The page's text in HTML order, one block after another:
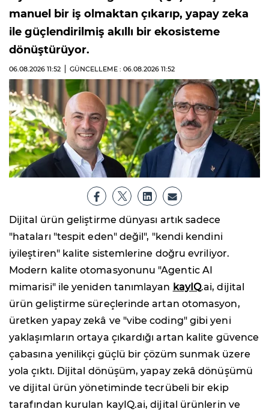
manuel bir iş olmaktan çıkarıp, yapay zeka
ile güçlendirilmiş akıllı bir ekosisteme
dönüştürüyor.
06.08.2026 11:52 GÜNCELLEME : 06.08.2026 11:52
Dijital ürün geliştirme dünyası artık sadece
"hataları "tespit eden" değil", "kendi kendini
iyileştiren" kalite sistemlerine doğru evriliyor.
Modern kalite otomasyonunu "Agentic AI
mimarisi" ile yeniden tanımlayan kayIQ.ai, dijital
ürün geliştirme süreçlerinde artan otomasyon,
üretken yapay zekâ ve "vibe coding" gibi yeni
yaklaşımların ortaya çıkardığı artan kalite güvence
çabasına yenilikçi güçlü bir çözüm sunmak üzere
yola çıktı. Dijital dönüşüm, yapay zekâ dönüşümü
ve dijital ürün yönetiminde tecrübeli bir ekip
tarafından kurulan kayIQ.ai, dijital ürünlerin ve